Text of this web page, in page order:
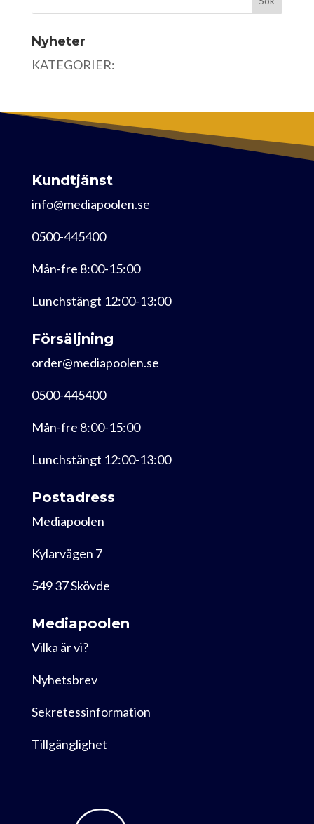
Nyheter
KATEGORIER:
Kundtjänst
info@mediapoolen.se
0500-445400
Mån-fre 8:00-15:00
Lunchstängt 12:00-13:00
Försäljning
order@mediapoolen.se
0500-445400
Mån-fre 8:00-15:00
Lunchstängt 12:00-13:00
Postadress
Mediapoolen
Kylarvägen 7
549 37 Skövde
Mediapoolen
Vilka är vi?
Nyhetsbrev
Sekretessinformation
Tillgänglighet